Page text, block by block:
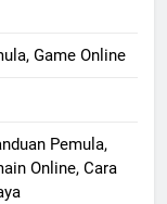
Game Online
Pemula,
Online, Cara